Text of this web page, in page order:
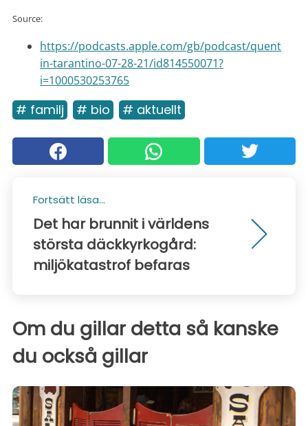
Source:
https://podcasts.apple.com/gb/podcast/quent
in-tarantino-07-28-21/id814550071?
i=1000530253765
# familj # bio # aktuellt
Fortsätt läsa...
Det har brunnit i världens
största däckkyrkogård:
miljökatastrof befaras
Om du gillar detta så kanske
du också gillar